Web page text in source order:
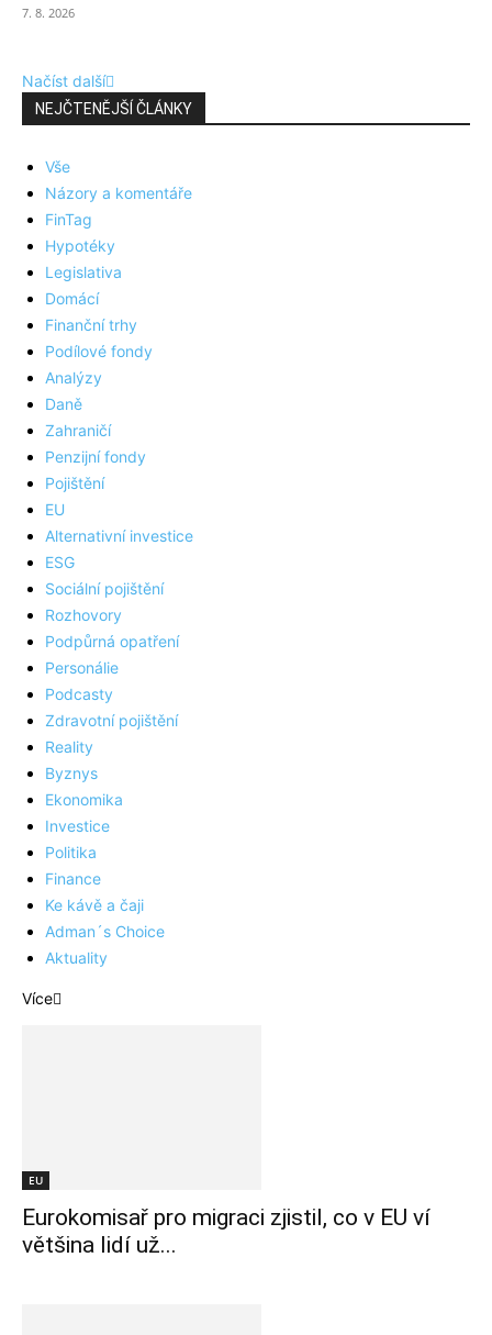
7. 8. 2026
Načíst další
NEJČTENĚJŠÍ ČLÁNKY
Vše
Názory a komentáře
FinTag
Hypotéky
Legislativa
Domácí
Finanční trhy
Podílové fondy
Analýzy
Daně
Zahraničí
Penzijní fondy
Pojištění
EU
Alternativní investice
ESG
Sociální pojištění
Rozhovory
Podpůrná opatření
Personálie
Podcasty
Zdravotní pojištění
Reality
Byznys
Ekonomika
Investice
Politika
Finance
Ke kávě a čaji
Adman´s Choice
Aktuality
Více
EU
Eurokomisař pro migraci zjistil, co v EU ví
většina lidí už...